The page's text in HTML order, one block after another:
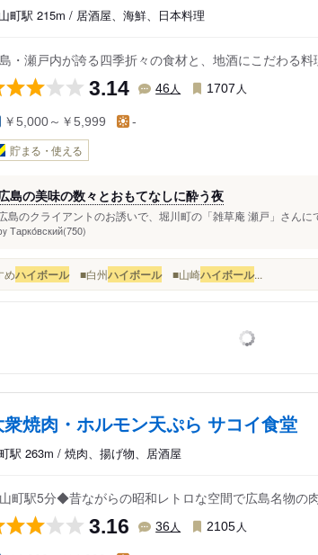
町駅 215m / 居酒屋、海鮮、日本料理
・瀬戸内が誇る四季折々の食材と、地酒にこだわる
3.14 46人 1707 人
￥5,000～￥5,999 -
貯まる・使える
島の美味の数々とおもてなしに酔う夜
島のクライアントのお誘いで、堀川町の「雑草庵 瀬戸」さん
Тарко́вский(750)
めハイボール■白州ハイボール■山崎ハイボール...
衆焼肉・ホルモン天ぷら サコイ食堂
駅 263m / 焼肉、揚げ物、居酒屋
町駅5分◆昔ながらの昭和レトロな空間で広島名物の
3.16 36人 2105 人